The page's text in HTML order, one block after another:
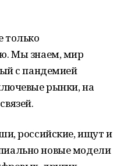
Мы знаем, мир
с пандемией
рынки, на
российские, ищут и
новые модели